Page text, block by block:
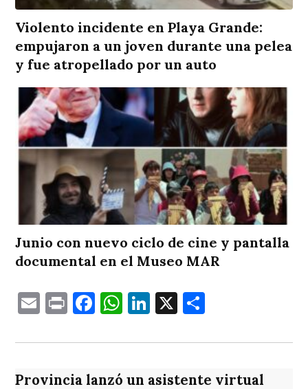
Violento incidente en Playa Grande:
empujaron a un joven durante una pelea
y fue atropellado por un auto
Junio con nuevo ciclo de cine y pantalla
documental en el Museo MAR
EmailPrintFacebook
WhatsApp
LinkedIn
X
Provincia lanzó un asistente virtual